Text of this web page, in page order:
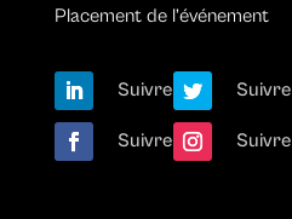
Placement de l’événement
Suivre Suivre
Suivre Suivre